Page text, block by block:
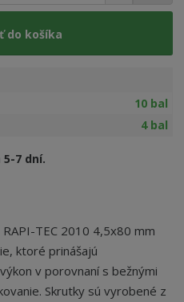
do košíka
10 bal
4 bal
7 dní.
TEC 2010 4,5x80 mm
ktoré prinášajú
v porovnaní s bežnými
Skrutky sú vyrobené z